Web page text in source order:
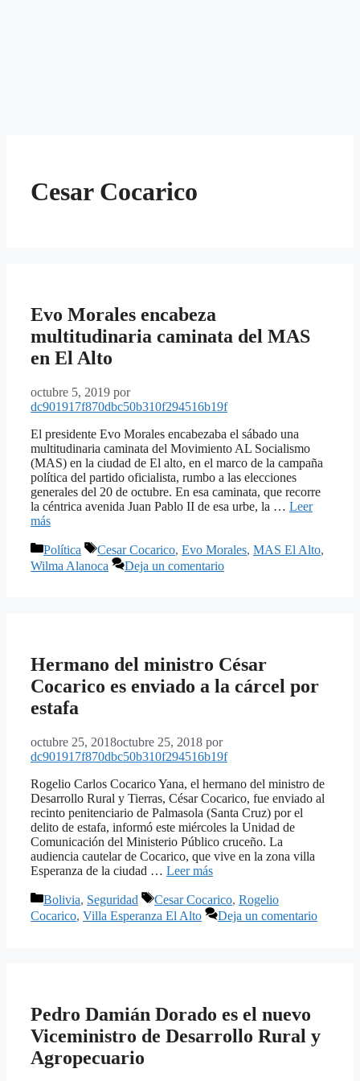
Cesar Cocarico
Evo Morales encabeza
multitudinaria caminata del MAS
en El Alto
octubre 5, 2019 por
dc901917f870dbc50b310f294516b19f
El presidente Evo Morales encabezaba el sábado una
multitudinaria caminata del Movimiento AL Socialismo
(MAS) en la ciudad de El alto, en el marco de la campaña
política del partido oficialista, rumbo a las elecciones
generales del 20 de octubre. En esa caminata, que recorre
la céntrica avenida Juan Pablo II de esa urbe, la … Leer
más
Categorías
Política Etiquetas
Cesar Cocarico, Evo Morales, MAS El Alto,
Wilma Alanoca
Deja un comentario
Hermano del ministro César
Cocarico es enviado a la cárcel por
estafa
octubre 25, 2018octubre 25, 2018 por
dc901917f870dbc50b310f294516b19f
Rogelio Carlos Cocarico Yana, el hermano del ministro de
Desarrollo Rural y Tierras, César Cocarico, fue enviado al
recinto penitenciario de Palmasola (Santa Cruz) por el
delito de estafa, informó este miércoles la Unidad de
Comunicación del Ministerio Público cruceño. La
audiencia cautelar de Cocarico, que vive en la zona villa
Esperanza de la ciudad … Leer más
Categorías
Bolivia, Seguridad Etiquetas
Cesar Cocarico, Rogelio
Cocarico, Villa Esperanza El Alto Deja un comentario
Pedro Damián Dorado es el nuevo
Viceministro de Desarrollo Rural y
Agropecuario